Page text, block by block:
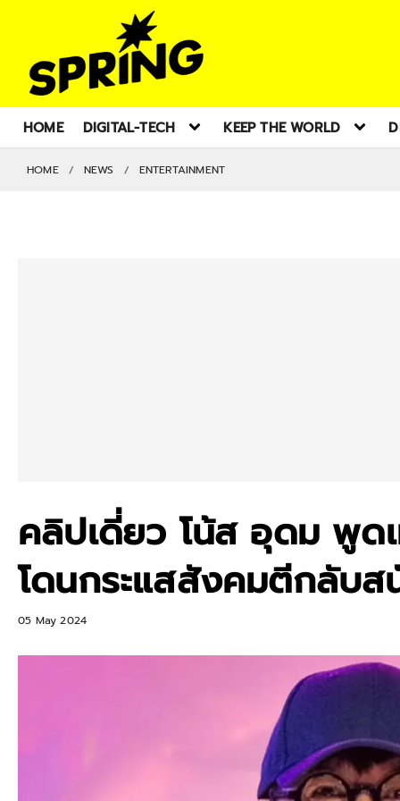
HOME DIGITAL-TECH KEEP THE WORLD
HOME NEWS ENTERTAINMENT
คลิปเดี่ยว โน้ส อุดม พูด
โดนกระแสสังคมตีกลับส
05 May 2024